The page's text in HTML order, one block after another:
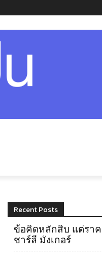
Recent Posts
ข้อคิดหลักสิบ แต่รา
ชาร์ลี มังเกอร์